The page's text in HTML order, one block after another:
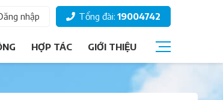
nhập Tổng đài: 19004742
HỢP TÁC GIỚI THIỆU